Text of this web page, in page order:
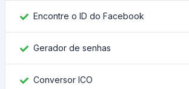
Encontre o ID do Facebook
Gerador de senhas
Conversor ICO